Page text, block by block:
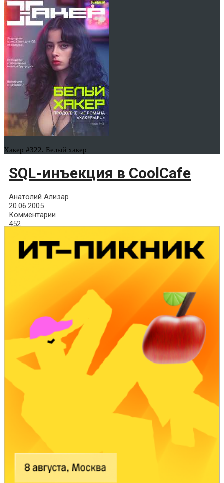
Хакер #322. Белый хакер
SQL-инъекция в CoolCafe
Анатолий Ализар
20.06.2005
Комментарии
452